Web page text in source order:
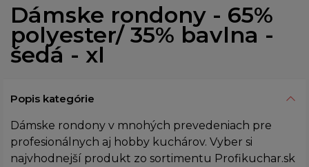
Dámske rondony - 65%
polyester/ 35% bavlna -
šedá - xl
Popis kategórie
Dámske rondony v mnohých prevedeniach pre
profesionálnych aj hobby kuchárov. Vyber si
najvhodnejší produkt zo sortimentu Profikuchar.sk